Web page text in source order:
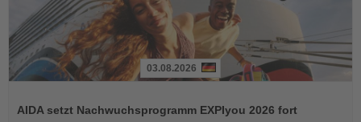
die
03.08.2026
AIDA setzt Nachwuchsprogramm EXPIyou 2026 fort